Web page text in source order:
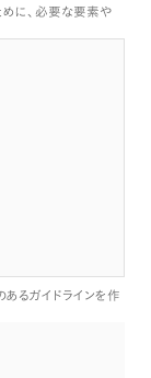
めに、 必要な要素や
あるガイドラインを作